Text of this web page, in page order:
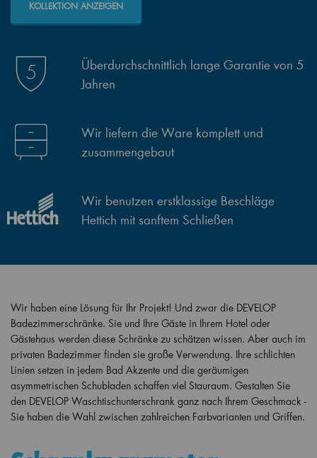
KOLLEKTION ANZEIGEN
Überdurchschnittlich lange Garantie von 5
Jahren
Wir liefern die Ware komplett und
zusammengebaut
Wir benutzen erstklassige Beschläge
Hettich mit sanftem Schließen
Wir haben eine Lösung für Ihr Projekt! Und zwar die DEVELOP
Badezimmerschränke. Sie und Ihre Gäste in Ihrem Hotel oder
Gästehaus werden diese Schränke zu schätzen wissen. Aber auch im
privaten Badezimmer finden sie große Verwendung. Ihre schlichten
Linien setzen in jedem Bad Akzente und die geräumigen
asymmetrischen Schubladen schaffen viel Stauraum. Gestalten Sie
den DEVELOP Waschtischunterschrank ganz nach Ihrem Geschmack -
Sie haben die Wahl zwischen zahlreichen Farbvarianten und Griffen.